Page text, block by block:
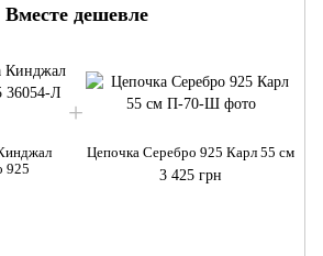
Вместе дешевле
925
Цепочка Серебро 925 Карл 55 см
3 425 грн